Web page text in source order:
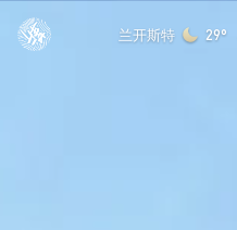
兰开斯特 29°